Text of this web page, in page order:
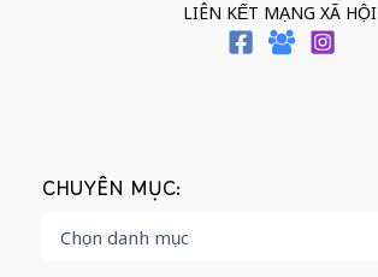
LIÊN KẾT MẠNG XÃ HỘI
CHUYÊN MỤC: